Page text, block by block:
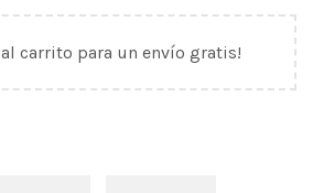
al carrito para un envío gratis!